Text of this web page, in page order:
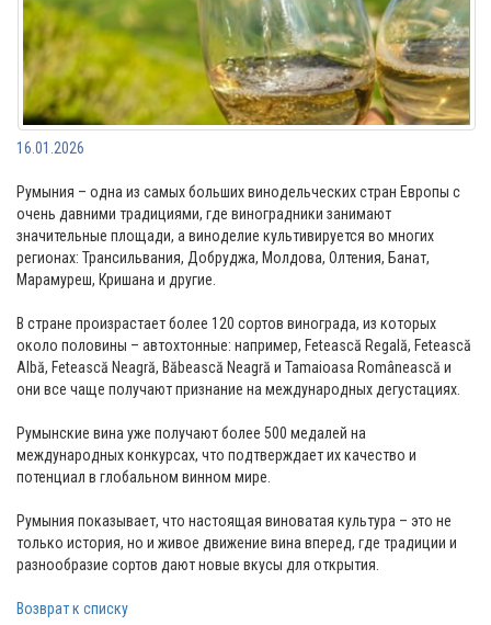
16.01.2026
Румыния – одна из самых больших винодельческих стран Европы с
очень давними традициями, где виноградники занимают
значительные площади, а виноделие культивируется во многих
регионах: Трансильвания, Добруджа, Молдова, Олтения, Банат,
Марамуреш, Кришана и другие.
В стране произрастает более 120 сортов винограда, из которых
около половины – автохтонные: например, Fetească Regală, Fetească
Albă, Fetească Neagră, Băbească Neagră и Tamaioasa Românească и
они все чаще получают признание на международных дегустациях.
Румынские вина уже получают более 500 медалей на
международных конкурсах, что подтверждает их качество и
потенциал в глобальном винном мире.
Румыния показывает, что настоящая виноватая культура – ​​это не
только история, но и живое движение вина вперед, где традиции и
разнообразие сортов дают новые вкусы для открытия.
Возврат к списку